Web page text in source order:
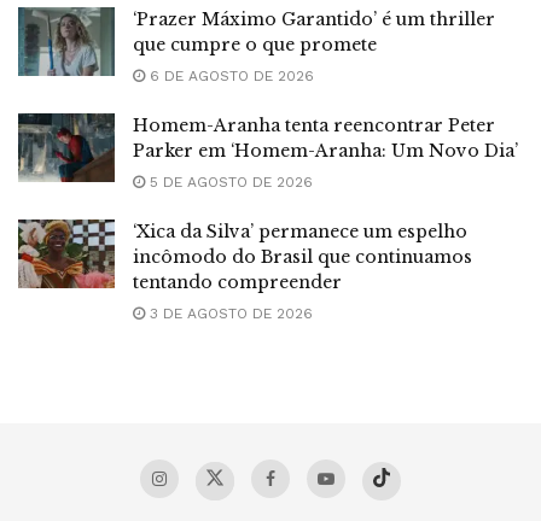
‘Prazer Máximo Garantido’ é um thriller
que cumpre o que promete
6 DE AGOSTO DE 2026
Homem-Aranha tenta reencontrar Peter
Parker em ‘Homem-Aranha: Um Novo Dia’
5 DE AGOSTO DE 2026
‘Xica da Silva’ permanece um espelho
incômodo do Brasil que continuamos
tentando compreender
3 DE AGOSTO DE 2026